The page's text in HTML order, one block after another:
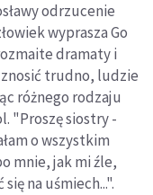
odrzucenie
wyprasza Go
dramaty i
trudno, ludzie
różnego rodzaju
"Proszę siostry -
o wszystkim
mnie, jak mi źle,
na uśmiech...".